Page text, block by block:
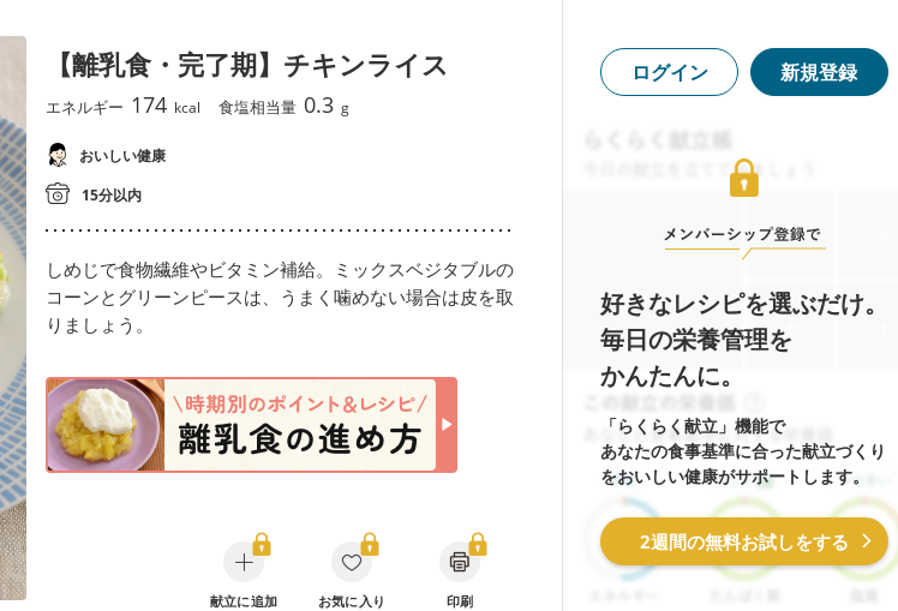
【離乳食・完了期】チキンライス
エネルギー 174 kcal 食塩相当量 0.3 g
おいしい健康
15分以内
しめじで食物繊維やビタミン補給。ミックスベジタブルの
コーンとグリーンピースは、うまく噛めない場合は皮を取
りましょう。
献立に追加 お気に入り 印刷
ログイン 新規登録
好きなレシピを選ぶだけ。
毎日の栄養管理を
かんたんに。
「らくらく献立」機能で
あなたの食事基準に合った献立づくり
をおいしい健康がサポートします。
2週間の無料お試しをする